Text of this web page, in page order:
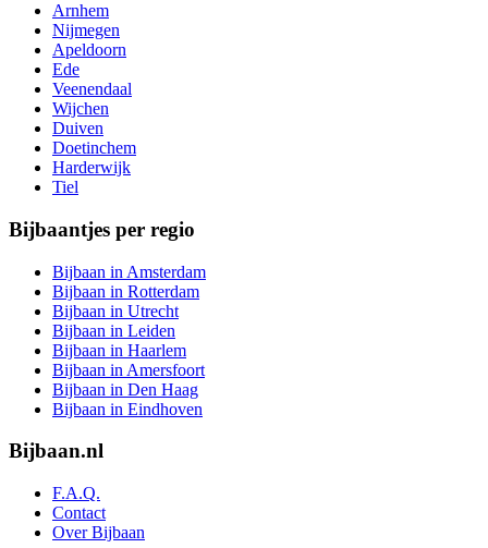
Arnhem
Nijmegen
Apeldoorn
Ede
Veenendaal
Wijchen
Duiven
Doetinchem
Harderwijk
Tiel
Bijbaantjes per regio
Bijbaan in Amsterdam
Bijbaan in Rotterdam
Bijbaan in Utrecht
Bijbaan in Leiden
Bijbaan in Haarlem
Bijbaan in Amersfoort
Bijbaan in Den Haag
Bijbaan in Eindhoven
Bijbaan.nl
F.A.Q.
Contact
Over Bijbaan